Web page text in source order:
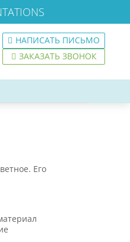
НАПИСАТЬ ПИСЬМО
ЗАКАЗАТЬ ЗВОНОК
Его